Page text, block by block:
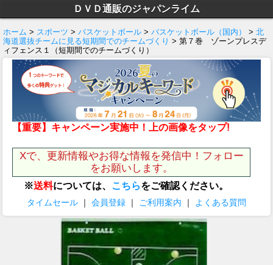
ＤＶＤ通販のジャパンライム
ホーム > スポーツ > バスケットボール > バスケットボール（国内） > 北
海道選抜チームに見る短期間でのチームづくり > 第７巻 ゾーンプレスデ
ィフェンス１（短期間でのチームづくり）
【重要】キャンペーン実施中！上の画像をタップ!
Xで、更新情報やお得な情報を発信中！フォロー
をお願いします。
※送料については、 こちらをご確認ください。
タイムセール ｜ 会員登録 ｜ ご利用案内 ｜ よくある質問